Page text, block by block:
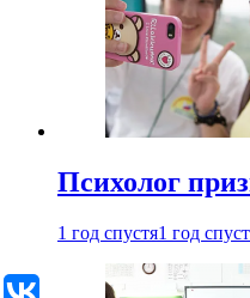
Психолог
1 год спустя1 год